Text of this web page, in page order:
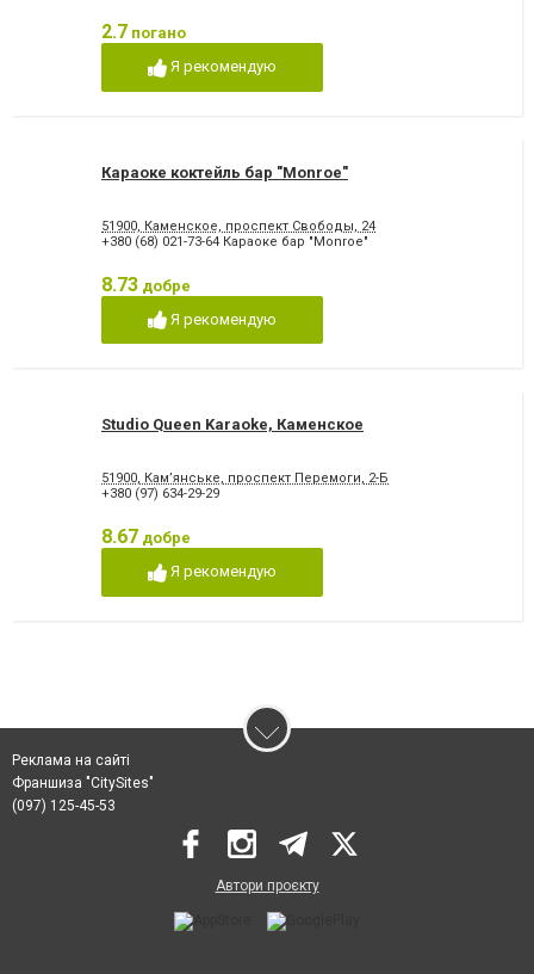
2.7 погано
Я рекомендую
Караоке коктейль бар "Monroe"
51900, Каменское, проспект Свободы, 24
+380 (68) 021-73-64 Караоке бар "Monroe"
8.73 добре
Я рекомендую
Studio Queen Karaoke, Каменское
51900, Кам’янське, проспект Перемоги, 2-Б
+380 (97) 634-29-29
8.67 добре
Я рекомендую
Реклама на сайті
Франшиза "CitySites"
(097) 125-45-53
Автори проєкту